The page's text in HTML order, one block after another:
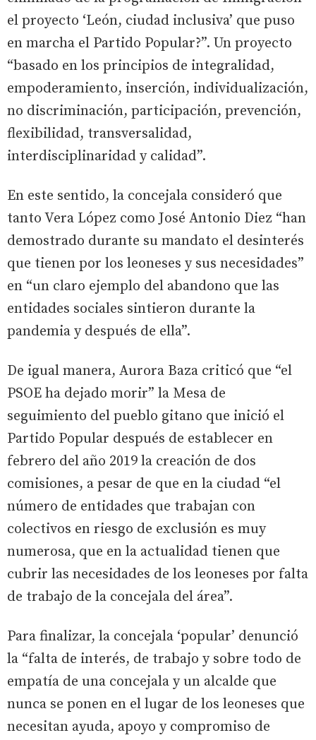
el proyecto ‘León, ciudad inclusiva’ que puso
en marcha el Partido Popular?”. Un proyecto
“basado en los principios de integralidad,
empoderamiento, inserción, individualización,
no discriminación, participación, prevención,
flexibilidad, transversalidad,
interdisciplinaridad y calidad”.
En este sentido, la concejala consideró que
tanto Vera López como José Antonio Diez “han
demostrado durante su mandato el desinterés
que tienen por los leoneses y sus necesidades”
en “un claro ejemplo del abandono que las
entidades sociales sintieron durante la
pandemia y después de ella”.
De igual manera, Aurora Baza criticó que “el
PSOE ha dejado morir” la Mesa de
seguimiento del pueblo gitano que inició el
Partido Popular después de establecer en
febrero del año 2019 la creación de dos
comisiones, a pesar de que en la ciudad “el
número de entidades que trabajan con
colectivos en riesgo de exclusión es muy
numerosa, que en la actualidad tienen que
cubrir las necesidades de los leoneses por falta
de trabajo de la concejala del área”.
Para finalizar, la concejala ‘popular’ denunció
la “falta de interés, de trabajo y sobre todo de
empatía de una concejala y un alcalde que
nunca se ponen en el lugar de los leoneses que
necesitan ayuda, apoyo y compromiso de